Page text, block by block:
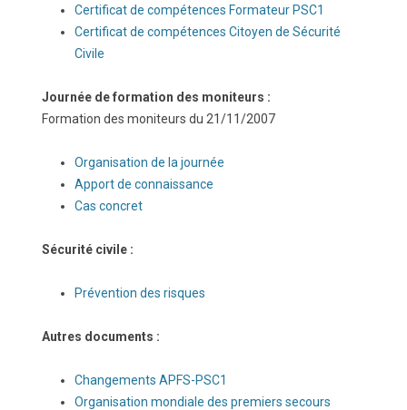
Certificat de compétences Formateur PSC1
Certificat de compétences Citoyen de Sécurité
Civile
Journée de formation des moniteurs :
Formation des moniteurs du 21/11/2007
Organisation de la journée
Apport de connaissance
Cas concret
Sécurité civile :
Prévention des risques
Autres documents :
Changements APFS-PSC1
Organisation mondiale des premiers secours